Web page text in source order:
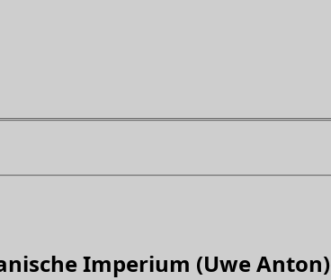
Imperium (Uwe Anton)